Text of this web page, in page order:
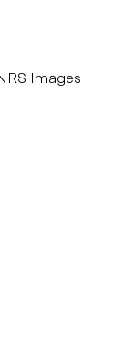
Images